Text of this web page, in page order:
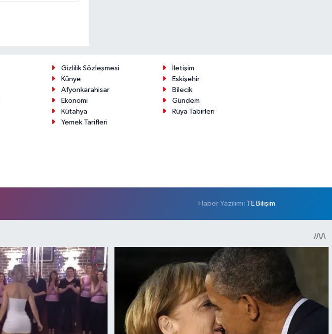
Gizlilik Sözleşmesi
İletişim
Künye
Eskişehir
Afyonkarahisar
Bilecik
Ekonomi
Gündem
Kütahya
Rüya Tabirleri
Yemek Tarifleri
Haber Yazılımı: TE Bilişim